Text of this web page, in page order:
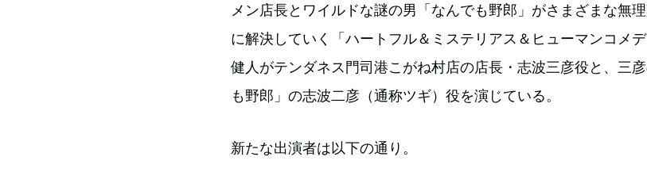
メン店長とワイルドな謎の男「なんでも野郎」がさまざまな無
に解決していく「ハートフル＆ミステリアス＆ヒューマンコメ
健人がテンダネス門司港こがね村店の店長・志波三彦役と、三
も野郎」の志波二彦（通称ツギ）役を演じている。
新たな出演者は以下の通り。